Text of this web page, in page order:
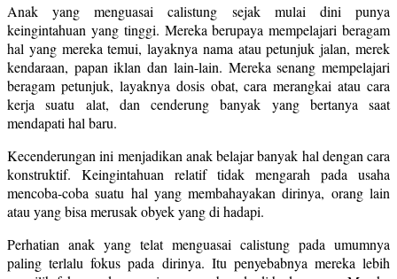
Anak yang menguasai calistung sejak mulai dini punya
keingintahuan yang tinggi. Mereka berupaya mempelajari beragam
hal yang mereka temui, layaknya nama atau petunjuk jalan, merek
kendaraan, papan iklan dan lain-lain. Mereka senang mempelajari
beragam petunjuk, layaknya dosis obat, cara merangkai atau cara
kerja suatu alat, dan cenderung banyak yang bertanya saat
mendapati hal baru.
Kecenderungan ini menjadikan anak belajar banyak hal dengan cara
konstruktif. Keingintahuan relatif tidak mengarah pada usaha
mencoba-coba suatu hal yang membahayakan dirinya, orang lain
atau yang bisa merusak obyek yang di hadapi.
Perhatian anak yang telat menguasai calistung pada umumnya
paling terlalu fokus pada dirinya. Itu penyebabnya mereka lebih